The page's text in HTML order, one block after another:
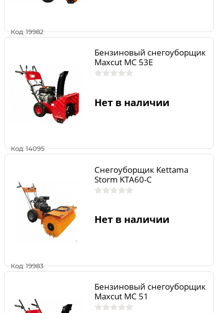
Код: 19982
Код: 14095
Бензиновый снегоуборщик
Maxcut MC 53E
Нет в наличии
Код: 19983
Снегоуборщик Kettama
Storm KTA60-C
Нет в наличии
Бензиновый снегоуборщик
Maxcut MC 51